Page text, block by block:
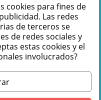
60
cookies para fines de
Las redes
de terceros se
de redes sociales y
estas cookies y el
involucrados?